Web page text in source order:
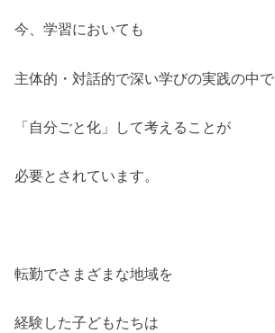
今、学習においても
主体的・対話的で深い学びの実践の中で
「自分ごと化」して考えることが
必要とされています。
転勤でさまざまな地域を
経験した子どもたちは